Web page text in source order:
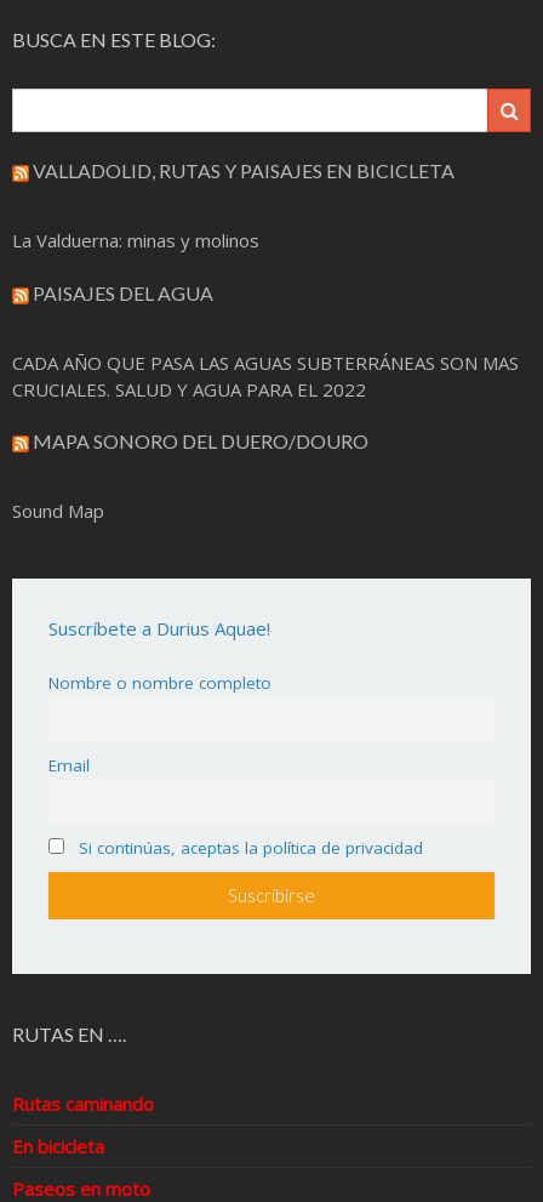
BUSCA EN ESTE BLOG:
VALLADOLID, RUTAS Y PAISAJES EN BICICLETA
La Valduerna: minas y molinos
PAISAJES DEL AGUA
CADA AÑO QUE PASA LAS AGUAS SUBTERRÁNEAS SON MAS
CRUCIALES. SALUD Y AGUA PARA EL 2022
MAPA SONORO DEL DUERO/DOURO
Sound Map
Suscríbete a Durius Aquae!
Nombre o nombre completo
Email
Si continúas, aceptas la política de privacidad
RUTAS EN ….
Rutas caminando
En bicicleta
Paseos en moto